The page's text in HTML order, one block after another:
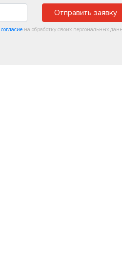
Отправить заявку
согласиена обработку своих персональных